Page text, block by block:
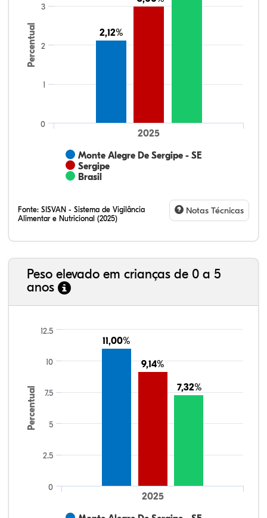
Percentual 2,12%
2,12%
Monte Alegre De Sergipe - SE
Sergipe
Brasil
2025
0
1
2
3
Fonte: SISVAN - Sistema de Vigilância
Alimentar e Nutricional (2025)
Notas Técnicas
Peso elevado em crianças de 0 a 5
anos
Percentual
11,00%
11,00%
9,14%
9,14%
7,32%
7,32%
2025
0
2.5
5
7.5
10
12.5